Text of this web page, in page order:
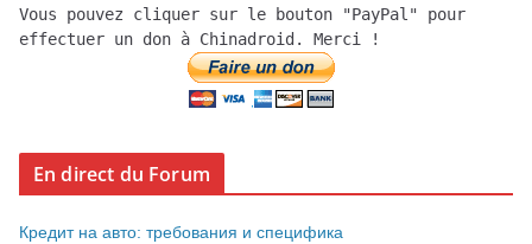
Vous pouvez cliquer sur le bouton "PayPal" pour
effectuer un don à Chinadroid. Merci !
En direct du Forum
Кредит на авто: требования и специфика